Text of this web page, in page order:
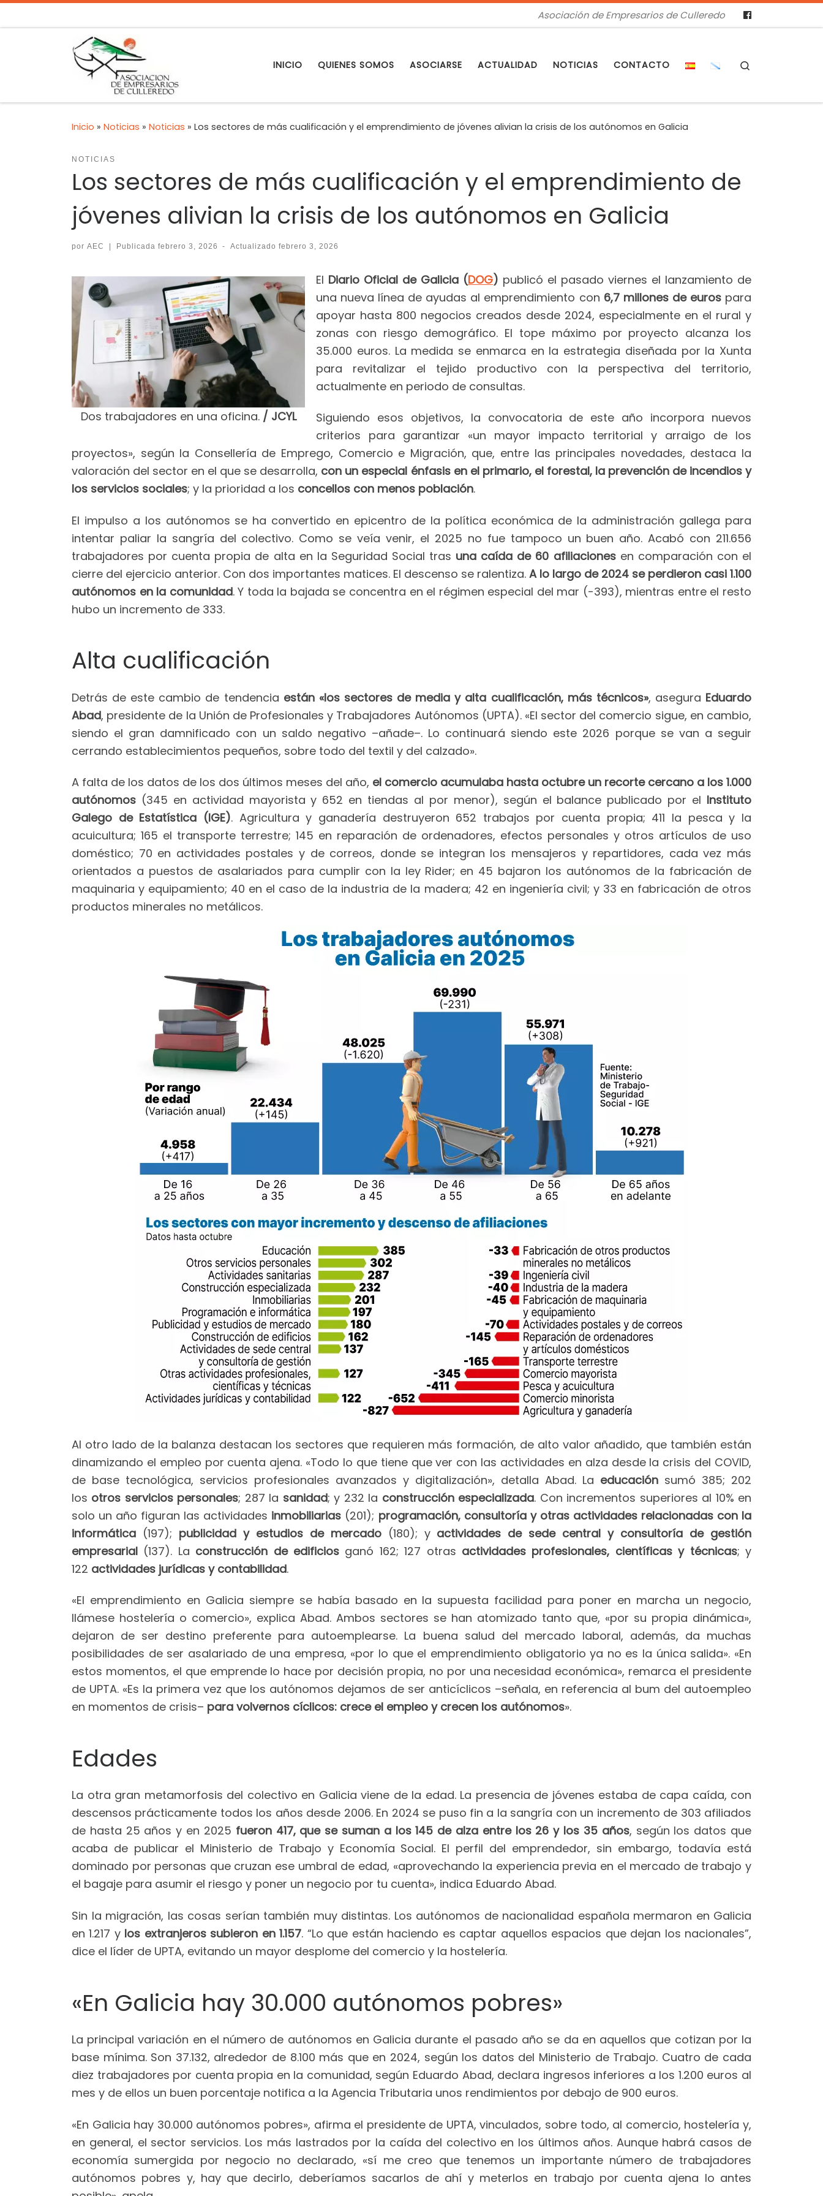
Asociación de Empresarios de Culleredo
INICIO QUIENES SOMOS ASOCIARSE ACTUALIDAD NOTICIAS CONTACTO
Inicio » Noticias » Noticias » Los sectores de más cualificación y el emprendimiento de jóvenes alivian la crisis de los autónomos en Galicia
NOTICIAS
Los sectores de más cualificación y el emprendimiento de
jóvenes alivian la crisis de los autónomos en Galicia
por AEC | Publicada febrero 3, 2026 - Actualizadofebrero 3, 2026
Dos trabajadores en una oficina. / JCYL
El Diario Oficial de Galicia (DOG) publicó el pasado viernes el lanzamiento de
una nueva línea de ayudas al emprendimiento con 6,7 millones de eurospara
apoyar hasta 800 negocios creados desde 2024, especialmente en el rural y
zonas con riesgo demográfico. El tope máximo por proyecto alcanza los
35.000 euros. La medida se enmarca en la estrategia diseñada por la Xunta
para revitalizar el tejido productivo con la perspectiva del territorio,
actualmente en periodo de consultas.
Siguiendo esos objetivos, la convocatoria de este año incorpora nuevos
criterios para garantizar «un mayor impacto territorial y arraigo de los
proyectos», según la Consellería de Emprego, Comercio e Migración, que, entre las principales novedades, destaca la
valoración del sector en el que se desarrolla, con un especial énfasis en el primario, el forestal, la prevención de incendios y
los servicios sociales; y la prioridad a los concellos con menos población.
El impulso a los autónomos se ha convertido en epicentro de la política económica de la administración gallega para
intentar paliar la sangría del colectivo. Como se veía venir, el 2025 no fue tampoco un buen año. Acabó con 211.656
trabajadores por cuenta propia de alta en la Seguridad Social tras una caída de 60 afiliacionesen comparación con el
cierre del ejercicio anterior. Con dos importantes matices. El descenso se ralentiza. A lo largo de 2024 se perdieron casi 1.100
autónomos en la comunidad. Y toda la bajada se concentra en el régimen especial del mar (-393), mientras entre el resto
hubo un incremento de 333.
Alta cualificación
Detrás de este cambio de tendencia están «los sectores de media y alta cualificación, más técnicos», asegura Eduardo
Abad, presidente de la Unión de Profesionales y Trabajadores Autónomos (UPTA). «El sector del comercio sigue, en cambio,
siendo el gran damnificado con un saldo negativo –añade–. Lo continuará siendo este 2026 porque se van a seguir
cerrando establecimientos pequeños, sobre todo del textil y del calzado».
A falta de los datos de los dos últimos meses del año, el comercio acumulaba hasta octubre un recorte cercano a los 1.000
autónomos (345 en actividad mayorista y 652 en tiendas al por menor), según el balance publicado por el Instituto
Galego de Estatística (IGE). Agricultura y ganadería destruyeron 652 trabajos por cuenta propia; 411 la pesca y la
acuicultura; 165 el transporte terrestre; 145 en reparación de ordenadores, efectos personales y otros artículos de uso
doméstico; 70 en actividades postales y de correos, donde se integran los mensajeros y repartidores, cada vez más
orientados a puestos de asalariados para cumplir con la ley Rider; en 45 bajaron los autónomos de la fabricación de
maquinaria y equipamiento; 40 en el caso de la industria de la madera; 42 en ingeniería civil; y 33 en fabricación de otros
productos minerales no metálicos.
Al otro lado de la balanza destacan los sectores que requieren más formación, de alto valor añadido, que también están
dinamizando el empleo por cuenta ajena. «Todo lo que tiene que ver con las actividades en alza desde la crisis del COVID,
de base tecnológica, servicios profesionales avanzados y digitalización», detalla Abad. La educación sumó 385; 202
los otros servicios personales; 287 la sanidad; y 232 la construcción especializada. Con incrementos superiores al 10% en
solo un año figuran las actividades inmobiliarias (201); programación, consultoría y otras actividades relacionadas con la
informática (197); publicidad y estudios de mercado(180); y actividades de sede central y consultoría de gestión
empresarial (137). La construcción de edificios ganó 162; 127 otras actividades profesionales, científicas y técnicas; y
122 actividades jurídicas y contabilidad.
«El emprendimiento en Galicia siempre se había basado en la supuesta facilidad para poner en marcha un negocio,
llámese hostelería o comercio», explica Abad. Ambos sectores se han atomizado tanto que, «por su propia dinámica»,
dejaron de ser destino preferente para autoemplearse. La buena salud del mercado laboral, además, da muchas
posibilidades de ser asalariado de una empresa, «por lo que el emprendimiento obligatorio ya no es la única salida». «En
estos momentos, el que emprende lo hace por decisión propia, no por una necesidad económica», remarca el presidente
de UPTA. «Es la primera vez que los autónomos dejamos de ser anticíclicos –señala, en referencia al bum del autoempleo
en momentos de crisis– para volvernos cíclicos: crece el empleo y crecen los autónomos».
Edades
La otra gran metamorfosis del colectivo en Galicia viene de la edad. La presencia de jóvenes estaba de capa caída, con
descensos prácticamente todos los años desde 2006. En 2024 se puso fin a la sangría con un incremento de 303 afiliados
de hasta 25 años y en 2025 fueron 417, que se suman a los 145 de alza entre los 26 y los 35 años, según los datos que
acaba de publicar el Ministerio de Trabajo y Economía Social. El perfil del emprendedor, sin embargo, todavía está
dominado por personas que cruzan ese umbral de edad, «aprovechando la experiencia previa en el mercado de trabajo y
el bagaje para asumir el riesgo y poner un negocio por tu cuenta», indica Eduardo Abad.
Sin la migración, las cosas serían también muy distintas. Los autónomos de nacionalidad española mermaron en Galicia
en 1.217 y los extranjeros subieron en 1.157. “Lo que están haciendo es captar aquellos espacios que dejan los nacionales”,
dice el líder de UPTA, evitando un mayor desplome del comercio y la hostelería.
«En Galicia hay 30.000 autónomos pobres»
La principal variación en el número de autónomos en Galicia durante el pasado año se da en aquellos que cotizan por la
base mínima. Son 37.132, alrededor de 8.100 más que en 2024, según los datos del Ministerio de Trabajo. Cuatro de cada
diez trabajadores por cuenta propia en la comunidad, según Eduardo Abad, declara ingresos inferiores a los 1.200 euros al
mes y de ellos un buen porcentaje notifica a la Agencia Tributaria unos rendimientos por debajo de 900 euros.
«En Galicia hay 30.000 autónomos pobres», afirma el presidente de UPTA, vinculados, sobre todo, al comercio, hostelería y,
en general, el sector servicios. Los más lastrados por la caída del colectivo en los últimos años. Aunque habrá casos de
economía sumergida por negocio no declarado, «sí me creo que tenemos un importante número de trabajadores
autónomos pobres y, hay que decirlo, deberíamos sacarlos de ahí y meterlos en trabajo por cuenta ajena lo antes